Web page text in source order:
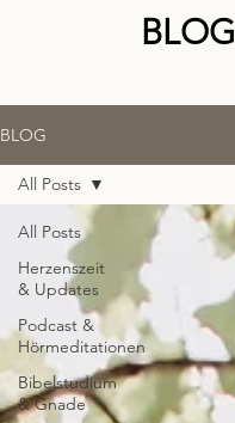
BLOG
BLOG
All Posts
Herzenszeit
& Updates
Podcast &
Hörmeditationen
Bibelstudium
& Gnade
All Posts